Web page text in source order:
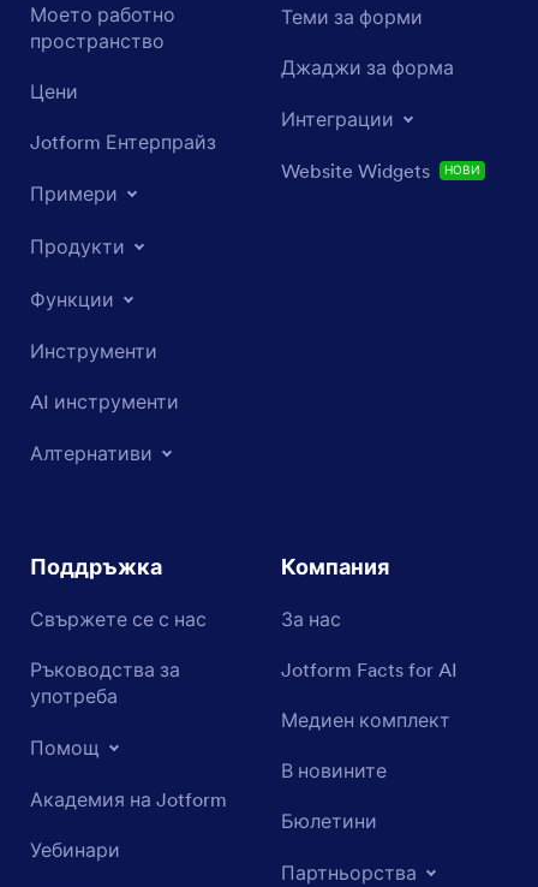
Моето работно
пространство
Цени
Jotform Ентерпрайз
Примери
Продукти
Функции
Инструменти
AI инструменти
Алтернативи
Теми за форми
Джаджи за форма
Интеграции
Website Widgets НОВИ
Поддръжка
Свържете се с нас
Ръководства за
употреба
Помощ
Академия на Jotform
Уебинари
Компания
За нас
Jotform Facts for AI
Медиен комплект
В новините
Бюлетини
Партньорства